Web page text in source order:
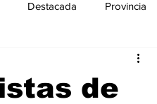
Destacada Provincia
Santa Fe
de